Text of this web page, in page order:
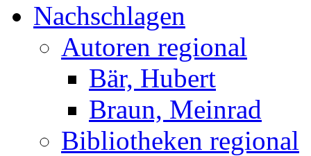
Nachschlagen
Autoren regional
Bär, Hubert
Braun, Meinrad
Bibliotheken regional